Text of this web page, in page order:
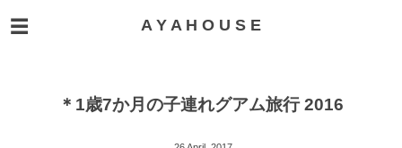
A Y A H O U S E
＊1歳7か月の子連れグアム旅行 2016